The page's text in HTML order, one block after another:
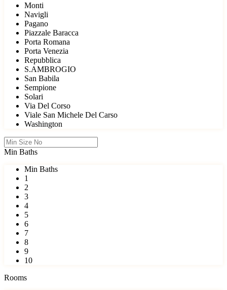
Monti
Navigli
Pagano
Piazzale Baracca
Porta Romana
Porta Venezia
Repubblica
S.AMBROGIO
San Babila
Sempione
Solari
Via Del Corso
Viale San Michele Del Carso
Washington
Min Baths
Min Baths
1
2
3
4
5
6
7
8
9
10
Rooms